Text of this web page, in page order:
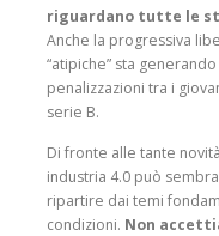
riguardano tutte le
Anche la progressiva
“atipiche” sta
penalizzazioni tra i
serie B.
Di fronte alle tante
industria 4.0 può
ripartire dai temi
condizioni. Non